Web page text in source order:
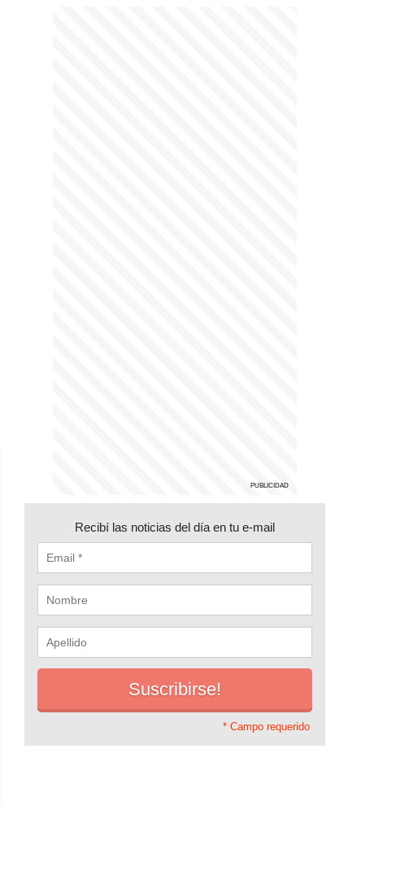
Recibí las noticias del día en tu e-mail
* Campo requerido